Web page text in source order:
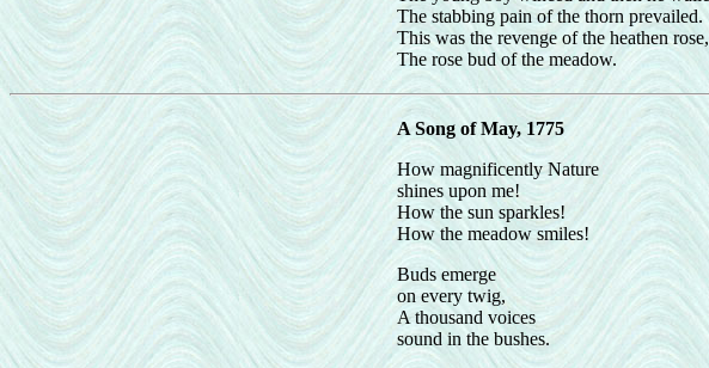
The stabbing pain of the thorn prevailed.
This was the revenge of the heathen rose,
The rose bud of the meadow.
A Song of May, 1775
How magnificently Nature
shines upon me!
How the sun sparkles!
How the meadow smiles!
Buds emerge
on every twig,
A thousand voices
sound in the bushes.